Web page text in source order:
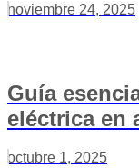
noviembre 24, 2025
Guía
eléctrica en
octubre 1, 2025